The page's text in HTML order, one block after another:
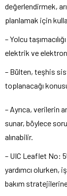
değerlendirmek,
planlamak için
– Yolcu
elektrik ve
– Bülten, teşhis
toplanacağı
– Ayrıca, verilerin
sunar, böylece
alınabilir.
– UIC Leaflet No:
yardımcı olurken,
bakım